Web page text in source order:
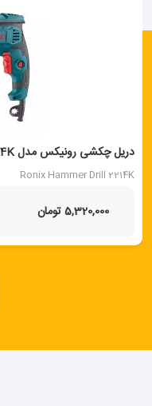
دریل چکشی رونیکس مدل 2214K
Ronix Hammer Drill 2214K
5,320,000 تومان